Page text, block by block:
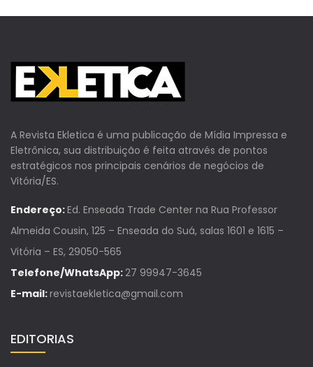
A Revista Ekletica é uma publicação de Mídia Impressa e
Eletrônica, sua distribuição é feita através de pontos
estratégicos nos principais cenários de negócios de
Vitória/ES.
Endereço:Ed. Enseada Trade Center na Rua Professor
Almeida Cousin, 125 – Enseada do Suá, salas 1601 e 1615 –
Vitória – ES, 29050-565
Telefone/WhatsApp:27 99947-3645
E-mail:revistaekletica@gmail.com
EDITORIAS